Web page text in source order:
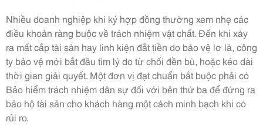
Nhiều doanh nghiệp khi ký hợp đồng thường xem nhẹ các
điều khoản ràng buộc về trách nhiệm vật chất. Đến khi xảy
ra mất cắp tài sản hay linh kiện đắt tiền do bảo vệ lơ là, công
ty bảo vệ mới bắt đầu tìm lý do từ chối đền bù, hoặc kéo dài
thời gian giải quyết. Một đơn vị đạt chuẩn bắt buộc phải có
Bảo hiểm trách nhiệm dân sự đối với bên thứ ba để đứng ra
bảo hộ tài sản cho khách hàng một cách minh bạch khi có
rủi ro.